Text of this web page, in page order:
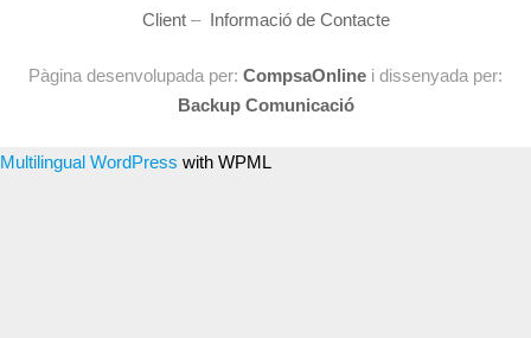
Client– Informació de Contacte
Pàgina desenvolupada per: CompsaOnline i dissenyada per:
Backup Comunicació
Multilingual WordPress with WPML